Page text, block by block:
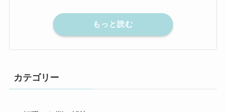
もっと読む
カテゴリー